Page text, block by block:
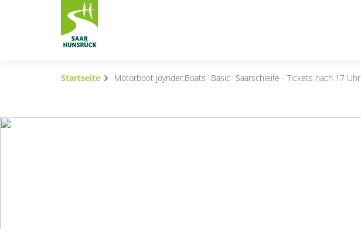
Zum Hauptinhalt springen
Subnavigation umschalten
Startseite Motorboot Joyrider.Boats -Basic- Saarschleife - Tickets nach 17 Uhr